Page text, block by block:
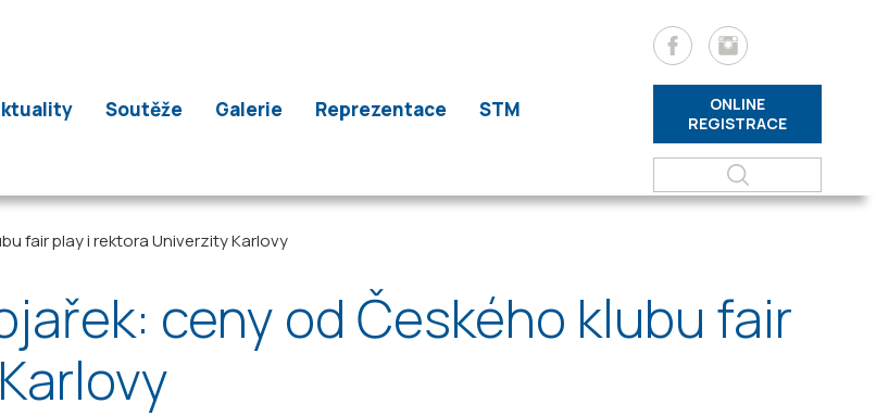
Soutěže Galerie Reprezentace STM
ONLINE
REGISTRACE
fair play i rektora Univerzity Karlovy
ceny od Českého klubu fair